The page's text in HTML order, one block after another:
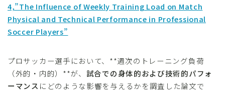
4,”The Influence of Weekly Training Load on Match
Physical and Technical Performance in Professional
Soccer Players”
プロサッカー選手において、**週次のトレーニング負荷
（外的・内的）**が、 試合での身体的および技術的パフォ
ーマンス にどのような影響を与えるかを調査した論文で